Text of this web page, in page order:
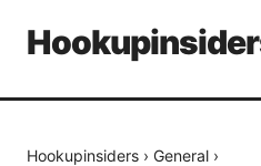
Hookupinsiders › General ›